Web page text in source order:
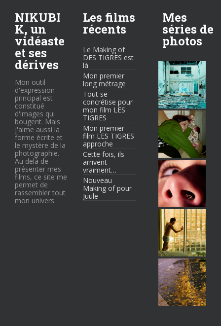
NIKUBI
K, un
vidéaste
et ses
dérives
Mon outil
d'expression
principal est
constitué
d'images qui
bougent. Mais
j'aime aussi la
forme écrite et
le mystère de la
photographie.
Au delà de
présenter mes
films, ce site me
permet de
rassembler tout
mon univers.
Les films
récents
Le Making of
DES TIGRES est
là
Mon premier
long métrage
Tout se
concrétise pour
mon film LES
TIGRES
Mon premier
film LES TIGRES
approche
Cette fois, ils
arrivent
vraiment…
Nouveau
Making of pour
Juule
Mes
séries de
photos